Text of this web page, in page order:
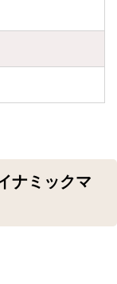
ナミックマ